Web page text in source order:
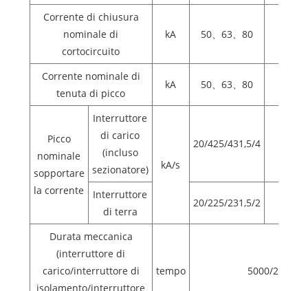
Corrente di chiusura
nominale di
cortocircuito
kA 50、63、80
Corrente nominale di
tenuta di picco
kA 50、63、80
Picco
nominale
sopportare
la corrente
Interruttore
di carico
(incluso
sezionatore)
kA/s
20/425/431,5/4
Interruttore
di terra
20/225/231,5/2
Durata meccanica
(interruttore di
carico/interruttore di
isolamento/interruttore
tempo 5000/2000/